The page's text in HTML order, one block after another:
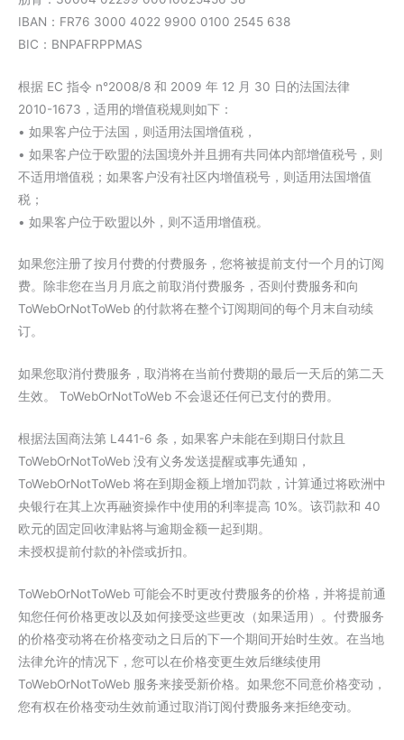
IBAN：FR76 3000 4022 9900 0100 2545 638
BIC：BNPAFRPPMAS
根据 EC 指令 n°2008/8 和 2009 年 12 月 30 日的法国法律
2010-1673，适用的增值税规则如下：
• 如果客户位于法国，则适用法国增值税，
• 如果客户位于欧盟的法国境外并且拥有共同体内部增值税号，则
不适用增值税；如果客户没有社区内增值税号，则适用法国增值
税；
• 如果客户位于欧盟以外，则不适用增值税。
如果您注册了按月付费的付费服务，您将被提前支付一个月的订阅
费。除非您在当月月底之前取消付费服务，否则付费服务和向
ToWebOrNotToWeb 的付款将在整个订阅期间的每个月末自动续
订。
如果您取消付费服务，取消将在当前付费期的最后一天后的第二天
生效。 ToWebOrNotToWeb 不会退还任何已支付的费用。
根据法国商法第 L441-6 条，如果客户未能在到期日付款且
ToWebOrNotToWeb 没有义务发送提醒或事先通知，
ToWebOrNotToWeb 将在到期金额上增加罚款，计算通过将欧洲中
央银行在其上次再融资操作中使用的利率提高 10%。该罚款和 40
欧元的固定回收津贴将与逾期金额一起到期。
未授权提前付款的补偿或折扣。
ToWebOrNotToWeb 可能会不时更改付费服务的价格，并将提前通
知您任何价格更改以及如何接受这些更改（如果适用）。付费服务
的价格变动将在价格变动之日后的下一个期间开始时生效。在当地
法律允许的情况下，您可以在价格变更生效后继续使用
ToWebOrNotToWeb 服务来接受新价格。如果您不同意价格变动，
您有权在价格变动生效前通过取消订阅付费服务来拒绝变动。